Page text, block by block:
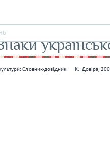
Словник-довідник. — К.: Довіра,